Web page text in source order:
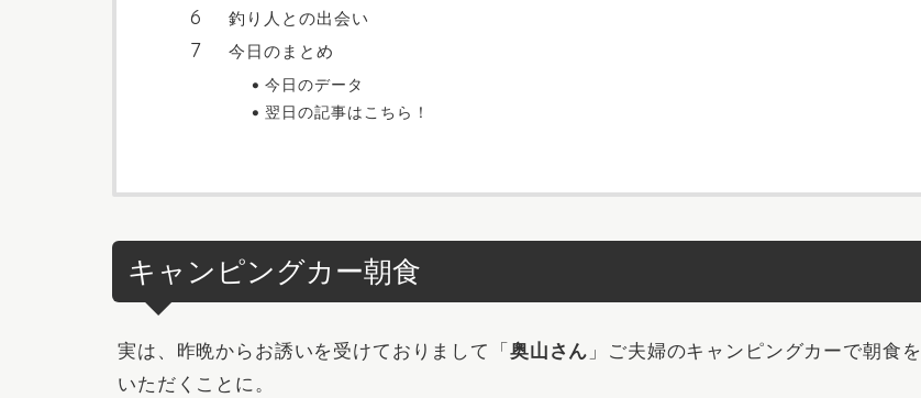
釣り人との出会い
今日のまとめ
今日のデータ
翌日の記事はこちら！
キャンピングカー朝食
実は、昨晩からお誘いを受けておりまして「 奥山さん 」ご夫婦のキャンピングカーで朝食を
いただくことに。